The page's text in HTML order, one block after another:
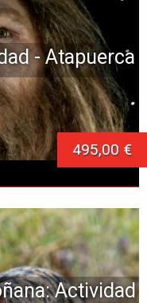
- Atapuerca
495,00 €
Actividad